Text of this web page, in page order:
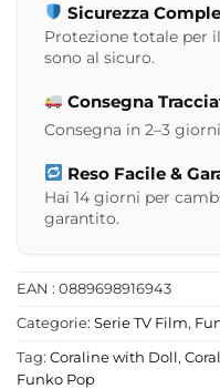
Sicurezza
Protezione totale per
sono al sicuro.
Consegna
Consegna in 2–3
Reso Facile &
Hai 14 giorni per
garantito.
EAN : 0889698916943
Categorie: Serie TV Film,
Tag: Coraline with Doll,
Funko Pop